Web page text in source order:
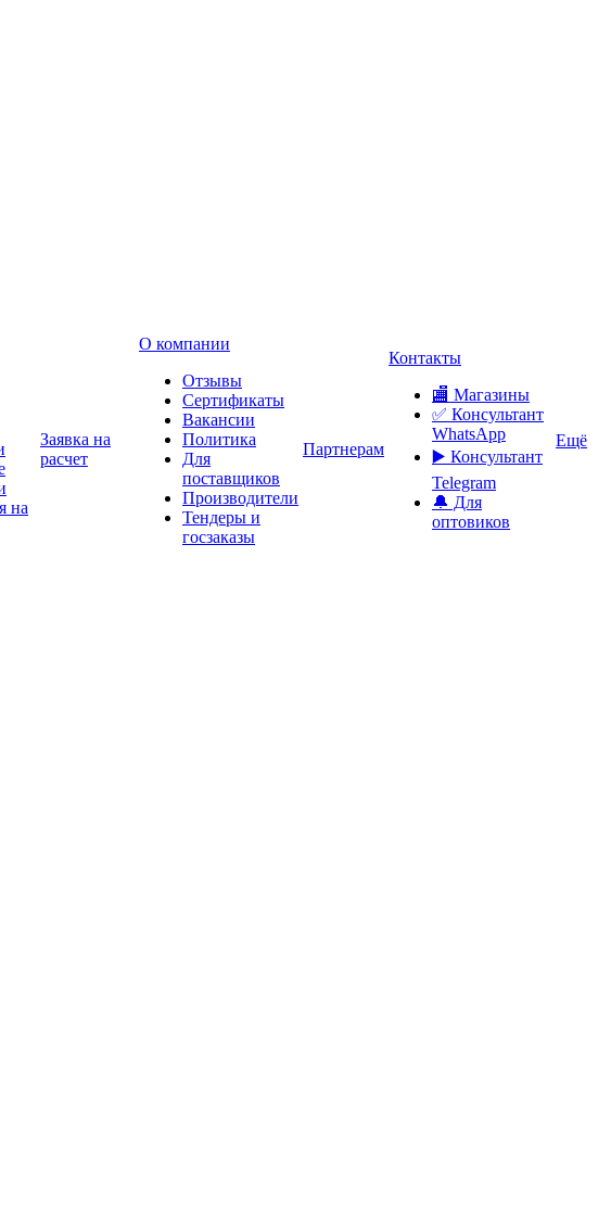
на
Заявка на
расчет
О компании
Отзывы
Сертификаты
Вакансии
Политика
Для
поставщиков
Производители
Тендеры и
госзаказы
Партнерам
Контакты
🏬 Магазины
✅️ Консультант
WhatsApp
▶️ Консультант
Telegram
🔔 Для
оптовиков
Ещё